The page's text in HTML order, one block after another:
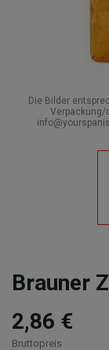
Die Bilder
Verpackung/
Brauner
2,86 €
Bruttopreis